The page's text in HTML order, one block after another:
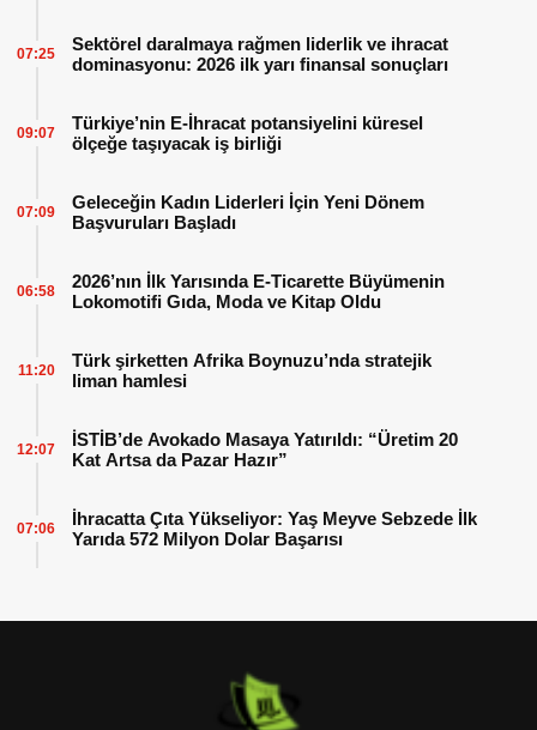
Sektörel daralmaya rağmen liderlik ve ihracat
dominasyonu: 2026 ilk yarı finansal sonuçları
07:25
Türkiye’nin E-İhracat potansiyelini küresel
ölçeğe taşıyacak iş birliği
09:07
Geleceğin Kadın Liderleri İçin Yeni Dönem
Başvuruları Başladı
07:09
2026’nın İlk Yarısında E-Ticarette Büyümenin
Lokomotifi Gıda, Moda ve Kitap Oldu
06:58
Türk şirketten Afrika Boynuzu’nda stratejik
liman hamlesi
11:20
İSTİB’de Avokado Masaya Yatırıldı: “Üretim 20
Kat Artsa da Pazar Hazır”
12:07
İhracatta Çıta Yükseliyor: Yaş Meyve Sebzede İlk
Yarıda 572 Milyon Dolar Başarısı
07:06